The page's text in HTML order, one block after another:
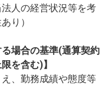
人の経営状況等を考
り）
る場合の基準(通算契約
を含む)】
、勤務成績や態度等